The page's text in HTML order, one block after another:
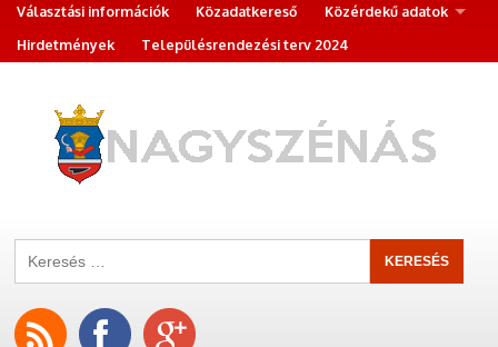
Választási információk
Közadatkereső
Közérdekű adatok
Hirdetmények
Településrendezési terv 2024